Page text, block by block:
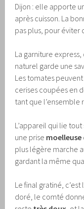
Dijon : elle apporte
après cuisson. La
pas plus, pour éviter
La garniture
naturel garde une
Les tomates
cerises coupées en
tant que l’ensemble
L’appareil qui lie
une prise moelleuse
plus légère marche
gardant la même
Le final gratiné,
doré, le comté